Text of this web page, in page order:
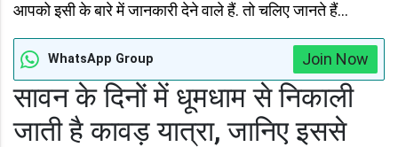
आपको इसी के बारे में जानकारी देने वाले हैं. तो चलिए जानते हैं…
WhatsApp Group Join Now
सावन के दिनों में धूमधाम से निकाली
जाती है कावड़ यात्रा, जानिए इससे